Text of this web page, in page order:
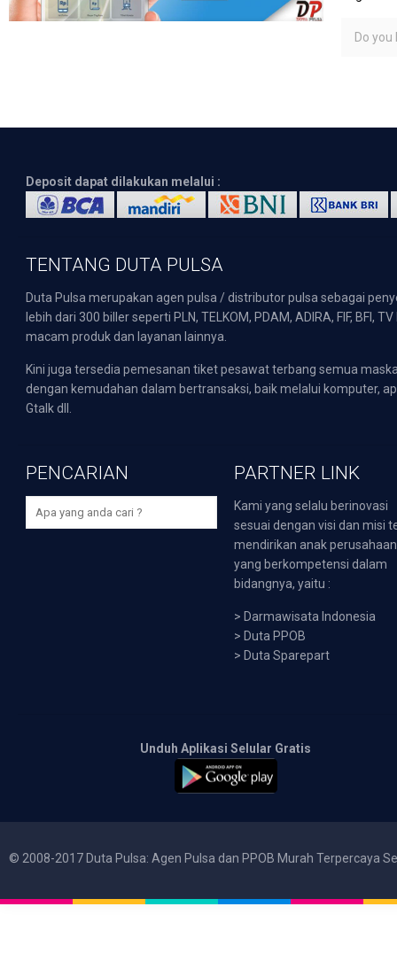
Do you
Deposit dapat dilakukan melalui :
TENTANG DUTA PULSA
Duta Pulsa merupakan agen pulsa / distributor pulsa sebagai
lebih dari 300 biller seperti PLN, TELKOM, PDAM, ADIRA, FIF,
macam produk dan layanan lainnya.
Kini juga tersedia pemesanan tiket pesawat terbang semua
dengan kemudahan dalam bertransaksi, baik melalui komputer,
Gtalk dll.
PENCARIAN PARTNER LINK
Kami yang selalu berinovasi
sesuai dengan visi dan misi
mendirikan anak perusahaan
yang berkompetensi dalam
bidangnya, yaitu :
> Darmawisata Indonesia
> Duta PPOB
> Duta Sparepart
Unduh Aplikasi Selular Gratis
© 2008-2017 Duta Pulsa: Agen Pulsa dan PPOB Murah Terpercaya